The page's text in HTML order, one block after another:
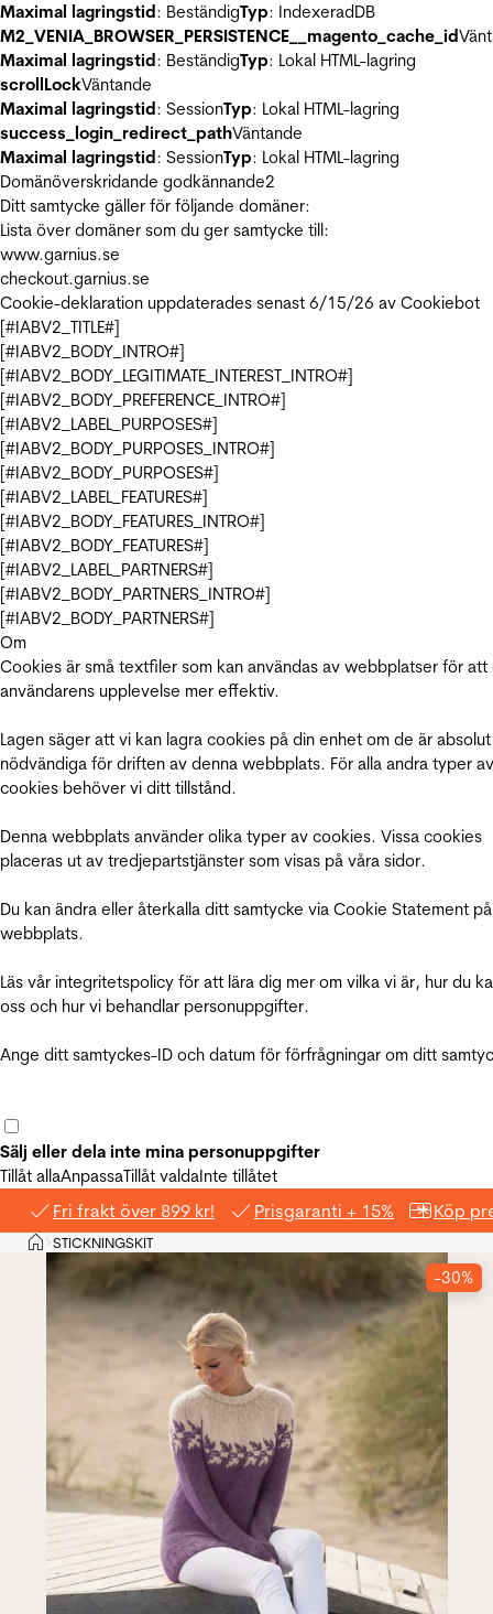
Maximal lagringstid: BeständigTyp: IndexeradDB
M2_VENIA_BROWSER_PERSISTENCE__magento_cache_id
Maximal lagringstid: BeständigTyp: Lokal HTML-lagring
scrollLockVäntande
Maximal lagringstid: SessionTyp: Lokal HTML-lagring
success_login_redirect_pathVäntande
Maximal lagringstid: SessionTyp: Lokal HTML-lagring
Domänöverskridande godkännande2
Ditt samtycke gäller för följande domäner:
Lista över domäner som du ger samtycke till:
www.garnius.se
checkout.garnius.se
Cookie-deklaration uppdaterades senast 6/15/26 av Cookiebot
[#IABV2_TITLE#]
[#IABV2_BODY_INTRO#]
[#IABV2_BODY_LEGITIMATE_INTEREST_INTRO#]
[#IABV2_BODY_PREFERENCE_INTRO#]
[#IABV2_LABEL_PURPOSES#]
[#IABV2_BODY_PURPOSES_INTRO#]
[#IABV2_BODY_PURPOSES#]
[#IABV2_LABEL_FEATURES#]
[#IABV2_BODY_FEATURES_INTRO#]
[#IABV2_BODY_FEATURES#]
[#IABV2_LABEL_PARTNERS#]
[#IABV2_BODY_PARTNERS_INTRO#]
[#IABV2_BODY_PARTNERS#]
Om
Cookies är små textfiler som kan användas av webbplatser för att
användarens upplevelse mer effektiv.
Lagen säger att vi kan lagra cookies på din enhet om de är absolut
nödvändiga för driften av denna webbplats. För alla andra typer av
cookies behöver vi ditt tillstånd.
Denna webbplats använder olika typer av cookies. Vissa cookies
placeras ut av tredjepartstjänster som visas på våra sidor.
Du kan ändra eller återkalla ditt samtycke via Cookie Statement
webbplats.
Läs vår integritetspolicy för att lära dig mer om vilka vi är, hur du
oss och hur vi behandlar personuppgifter.
Ange ditt samtyckes-ID och datum för förfrågningar om ditt
Sälj eller dela inte mina personuppgifter
Tillåt allaAnpassaTillåt valdaInte tillåtet
Fri frakt över 899 kr! Prisgaranti + 15% Köp
Hem
>STICKNINGSKIT
-30%